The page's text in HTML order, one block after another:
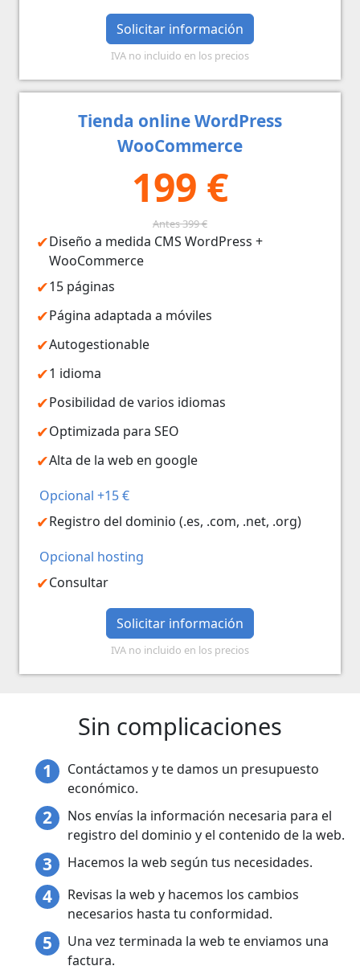
Solicitar información
IVA no incluido en los precios
Tienda online WordPress
WooCommerce
199 €
Antes 399 €
Diseño a medida CMS WordPress +
WooCommerce
15 páginas
Página adaptada a móviles
Autogestionable
1 idioma
Posibilidad de varios idiomas
Optimizada para SEO
Alta de la web en google
Opcional +15 €
Registro del dominio (.es, .com, .net, .org)
Opcional hosting
Consultar
Solicitar información
IVA no incluido en los precios
Sin complicaciones
Contáctamos y te damos un presupuesto
económico.
Nos envías la información necesaria para el
registro del dominio y el contenido de la web.
Hacemos la web según tus necesidades.
Revisas la web y hacemos los cambios
necesarios hasta tu conformidad.
Una vez terminada la web te enviamos una
factura.